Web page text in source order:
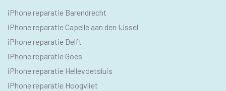
IPHONE
SEO
TEKSTEN
iPhone reparatie Barendrecht
iPhone reparatie Capelle aan den IJssel
iPhone reparatie Delft
iPhone reparatie Goes
iPhone reparatie Hellevoetsluis
iPhone reparatie Hoogvliet